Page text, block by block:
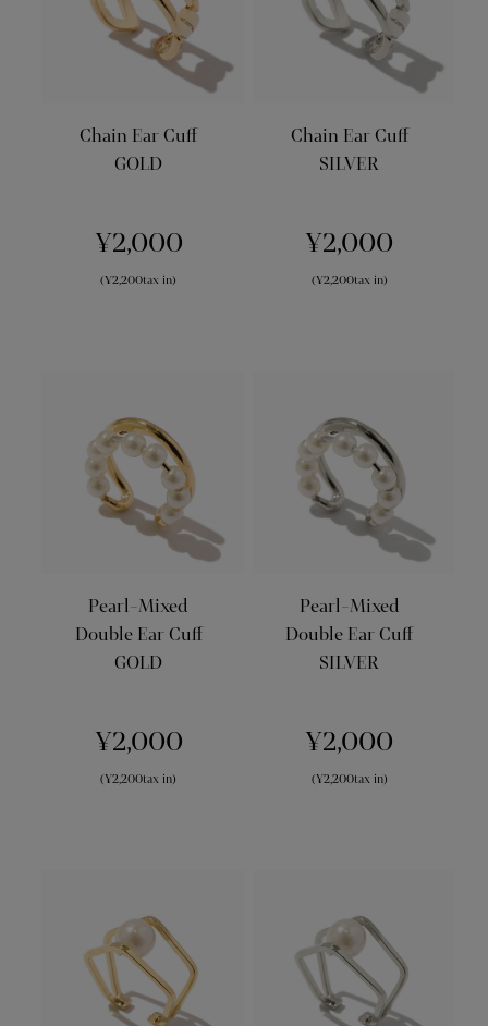
Chain Ear Cuff
GOLD
¥2,000
(¥2,200tax in)
Chain Ear Cuff
SILVER
¥2,000
(¥2,200tax in)
Pearl-Mixed
Double Ear Cuff
GOLD
¥2,000
(¥2,200tax in)
Pearl-Mixed
Double Ear Cuff
SILVER
¥2,000
(¥2,200tax in)